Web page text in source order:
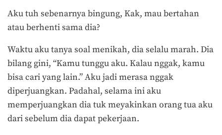
Aku tuh sebenarnya bingung, Kak, mau bertahan
atau berhenti sama dia?
Waktu aku tanya soal menikah, dia selalu marah. Dia
bilang gini, “Kamu tunggu aku. Kalau nggak, kamu
bisa cari yang lain.” Aku jadi merasa nggak
diperjuangkan. Padahal, selama ini aku
memperjuangkan dia tuk meyakinkan orang tua aku
dari sebelum dia dapat pekerjaan.